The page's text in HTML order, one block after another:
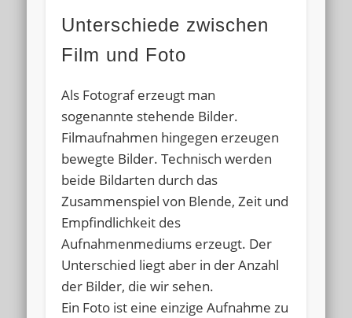
Unterschiede zwischen
Film und Foto
Als Fotograf erzeugt man
sogenannte stehende Bilder.
Filmaufnahmen hingegen erzeugen
bewegte Bilder. Technisch werden
beide Bildarten durch das
Zusammenspiel von Blende, Zeit und
Empfindlichkeit des
Aufnahmenmediums erzeugt. Der
Unterschied liegt aber in der Anzahl
der Bilder, die wir sehen.
Ein Foto ist eine einzige Aufnahme zu